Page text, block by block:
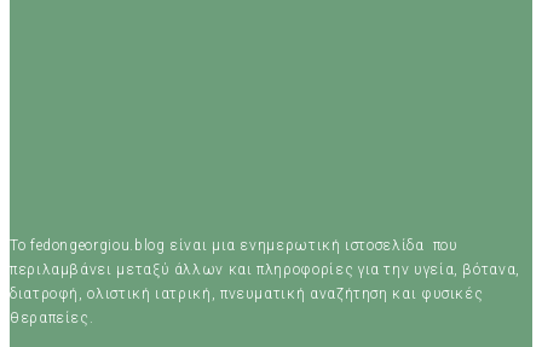
Το fedongeorgiou.blog είναι μια ενημερωτική ιστοσελίδα που
περιλαμβάνει μεταξύ άλλων και πληροφορίες για την υγεία, βότανα,
διατροφή, ολιστική ιατρική, πνευματική αναζήτηση και φυσικές
θεραπείες.